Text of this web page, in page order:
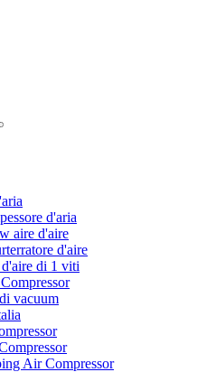
d'aria
aire d'aire
d'aire
di 1 viti
vacuum
Air Compressor